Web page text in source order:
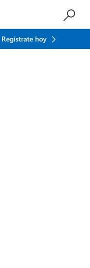
Regístrate hoy